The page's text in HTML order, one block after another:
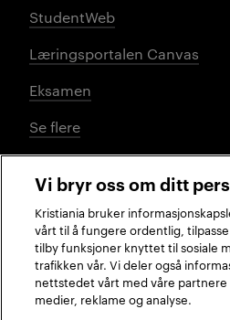
StudentWeb
Læringsportalen Canvas
Eksamen
Se flere
Sosiale medier
FacebookInstagramLinkedIn
Vi bryr oss om ditt
Kristiania bruker
vårt til å fungere ordentlig,
tilby funksjoner knyttet til sosiale
trafikken vår. Vi deler også
nettstedet vårt med våre partnere
medier, reklame og analyse.